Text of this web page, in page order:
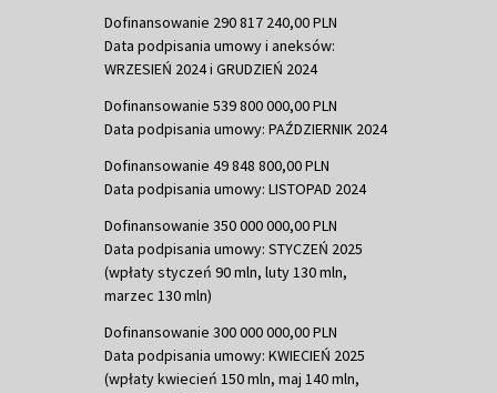
Dofinansowanie 290 817 240,00 PLN
Data podpisania umowy i aneksów:
WRZESIEŃ 2024 i GRUDZIEŃ 2024
Dofinansowanie 539 800 000,00 PLN
Data podpisania umowy: PAŹDZIERNIK 2024
Dofinansowanie 49 848 800,00 PLN
Data podpisania umowy: LISTOPAD 2024
Dofinansowanie 350 000 000,00 PLN
Data podpisania umowy: STYCZEŃ 2025
(wpłaty styczeń 90 mln, luty 130 mln,
marzec 130 mln)
Dofinansowanie 300 000 000,00 PLN
Data podpisania umowy: KWIECIEŃ 2025
(wpłaty kwiecień 150 mln, maj 140 mln,